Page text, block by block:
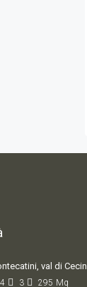
val di
4 3 295 Mq